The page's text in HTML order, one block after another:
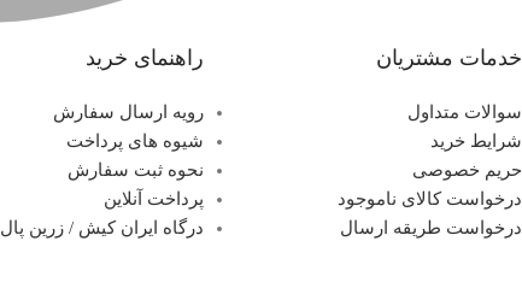
خدمات مشتریان
سوالات متداول
شرایط خرید
حریم خصوصی
درخواست کالای ناموجود
درخواست طریقه ارسال
راهنمای خرید
رویه ارسال سفارش
شیوه های پرداخت
نحوه ثبت سفارش
پرداخت آنلاین
درگاه ایران کیش / زرین پال